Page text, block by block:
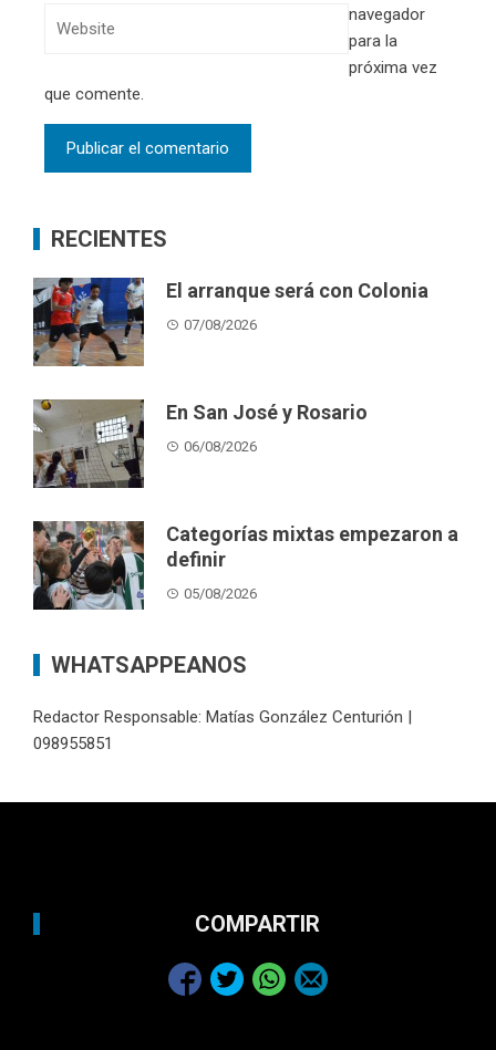
navegador
para la
próxima vez
que comente.
RECIENTES
El arranque será con Colonia
07/08/2026
En San José y Rosario
06/08/2026
Categorías mixtas empezaron a
definir
05/08/2026
WHATSAPPEANOS
Redactor Responsable: Matías González Centurión |
098955851
COMPARTIR